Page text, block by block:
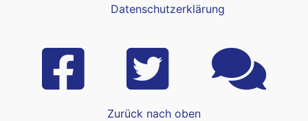
Datenschutzerklärung
Zurück nach oben